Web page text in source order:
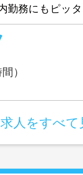
勤務にもピッ
る福岡までお
）
人をすべて